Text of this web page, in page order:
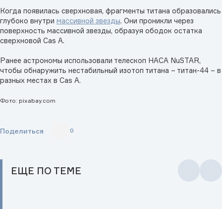
Когда появилась сверхновая, фрагменты титана образовались
глубоко внутри массивной звезды. Они проникли через
поверхность массивной звезды, образуя ободок остатка
сверхновой Cas A.
Ранее астрономы использовали телескоп НАСА NuSTAR,
чтобы обнаружить нестабильный изотоп титана – титан-44 – в
разных местах в Cas A.
Фото: pixabay.com
Поделиться 0
ЕЩЕ ПО ТЕМЕ